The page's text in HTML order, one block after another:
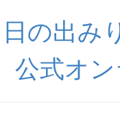
日の出み
公式オ